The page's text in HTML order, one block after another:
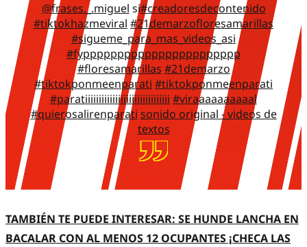
@frases._.miguel si#creadoresdecontenido
#tiktokhazmeviral #21demarzofloresamarillas
#sigueme_para_mas_videos_asi
#fyppppppppppppppppppppppp
#floresamarillas #21demarzo
#tiktokponmeenparati #tiktokponmeenparati
#paratiiiiiiiiiiiiiiiiiiiiiiiiiiiiiii #viraaaaaaaaaal
#quierosalirenparati sonido original - videos de
textos
TAMBIÉN TE PUEDE INTERESAR: SE HUNDE LANCHA EN
BACALAR CON AL MENOS 12 OCUPANTES ¡CHECA LAS